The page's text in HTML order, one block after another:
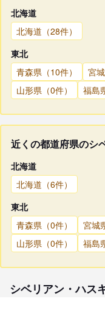
北海道
北海道（28件）
東北
青森県（10件）
宮
山形県（0件）
福島
近くの都道府県のシ
北海道
北海道（6件）
東北
青森県（0件）
宮城
山形県（0件）
福島
シベリアン・ハス